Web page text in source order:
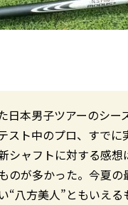
日本男子ツアーのシ
スト中のプロ、すで
シャフトに対する感
のが多かった。今夏
“八方美人”ともいえる